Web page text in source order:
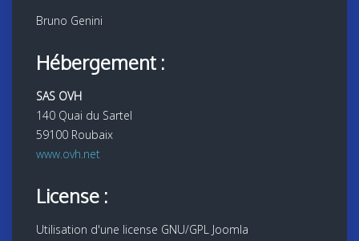
Bruno Genini
Hébergement :
SAS OVH
140 Quai du Sartel
59100 Roubaix
www.ovh.net
License :
Utilisation d'une license GNU/GPL Joomla